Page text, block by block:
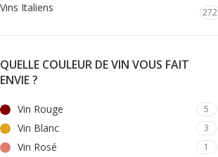
Vins Italiens 272
QUELLE COULEUR DE VIN VOUS FAIT
ENVIE ?
Vin Rouge 5
Vin Blanc 3
Vin Rosé 1